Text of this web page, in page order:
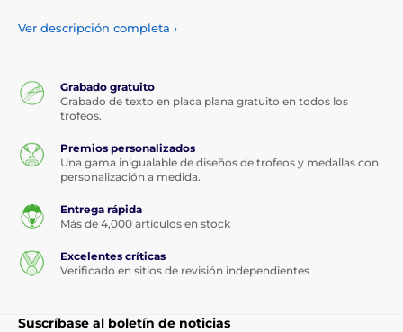
¿Quieres salirte de lo típico?
que cada pieza sea única.
Sostenibles, ligeras y memorables.
medalla que conecta con la naturaleza y deja huella en quien
la recibe.
Ver descripción completa ›
Grabado gratuito
Grabado de texto en placa plana gratuito en todos los
trofeos.
Premios personalizados
Una gama inigualable de diseños de trofeos y medallas con
personalización a medida.
Entrega rápida
Más de 4,000 artículos en stock
Excelentes críticas
Verificado en sitios de revisión independientes
Suscríbase al boletín de noticias